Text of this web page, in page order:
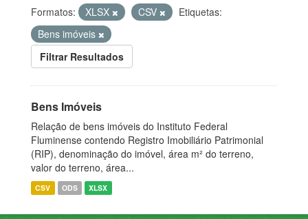
Formatos:
XLSX CSV
Etiquetas:
Bens imóveis
Filtrar Resultados
Bens Imóveis
Relação de bens imóveis do Instituto Federal
Fluminense contendo Registro Imobiliário Patrimonial
(RIP), denominação do imóvel, área m² do terreno,
valor do terreno, área...
CSV ODS XLSX